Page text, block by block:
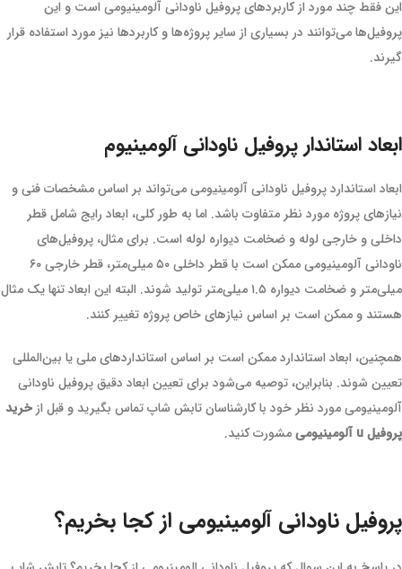
این فقط چند مورد از کاربردهای پروفیل ناودانی آلومینیومی است و این
پروفیل‌ها می‌توانند در بسیاری از سایر پروژه‌ها و کاربردها نیز مورد استفاده قرار
گیرند.
ابعاد استاندار پروفیل ناودانی آلومینیوم
ابعاد استاندارد پروفیل ناودانی آلومینیومی می‌تواند بر اساس مشخصات فنی و
نیازهای پروژه مورد نظر متفاوت باشد. اما به طور کلی، ابعاد رایج شامل قطر
داخلی و خارجی لوله و ضخامت دیواره لوله است. برای مثال، پروفیل‌های
ناودانی آلومینیومی ممکن است با قطر داخلی ۵۰ میلی‌متر، قطر خارجی ۶۰
میلی‌متر و ضخامت دیواره ۱.۵ میلی‌متر تولید شوند. البته این ابعاد تنها یک مثال
هستند و ممکن است بر اساس نیازهای خاص پروژه تغییر کنند.
همچنین، ابعاد استاندارد ممکن است بر اساس استانداردهای ملی یا بین‌المللی
تعیین شوند. بنابراین، توصیه می‌شود برای تعیین ابعاد دقیق پروفیل ناودانی
آلومینیومی مورد نظر خود با کارشناسان تابش شاپ تماس بگیرید و قبل از خرید
پروفیل u آلومینیومی
مشورت کنید.
پروفیل ناودانی آلومینیومی از کجا بخریم؟